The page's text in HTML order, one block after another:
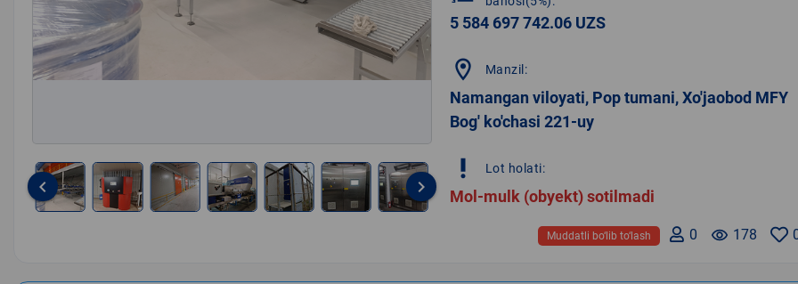
keyboard_arrow_left keyboard_arrow_right
5 584 697 742.06 UZS
location_on Manzil:
Namangan viloyati, Pop tumani, Xo'jaobod MFY
Bog' ko'chasi 221-uy
priority_high Lot holati:
Mol-mulk (obyekt) sotilmadi
remove_red_eye 178
0
Muddatli bo‘lib to‘lash